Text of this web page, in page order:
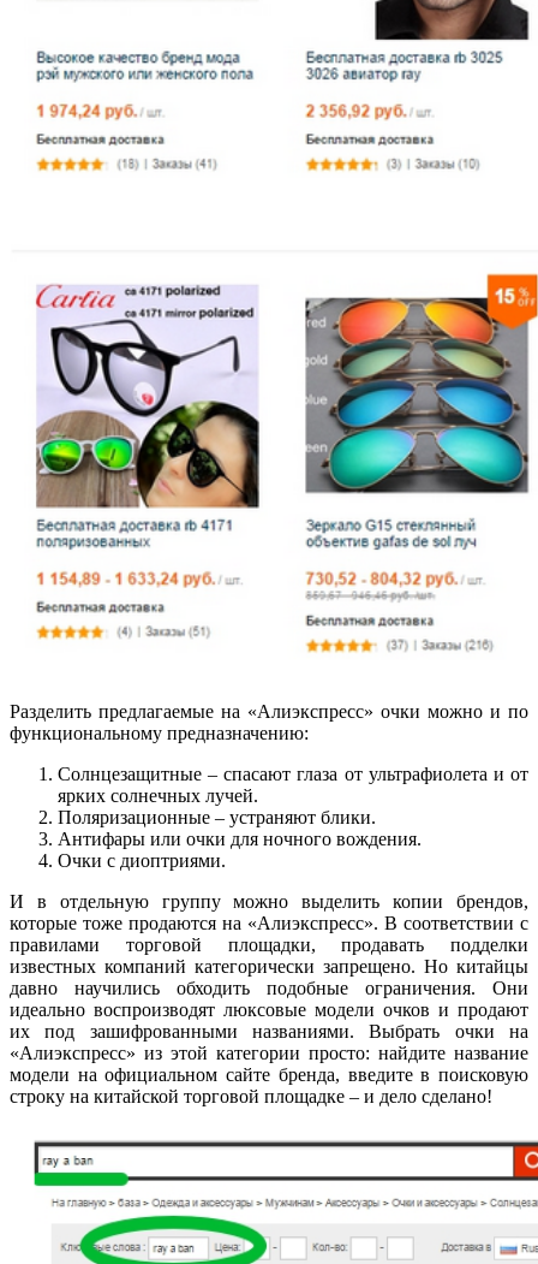
Разделить предлагаемые на «Алиэкспресс» очки можно и по
функциональному предназначению:
Солнцезащитные – спасают глаза от ультрафиолета и от
ярких солнечных лучей.
Поляризационные – устраняют блики.
Антифары или очки для ночного вождения.
Очки с диоптриями.
И в отдельную группу можно выделить копии брендов,
которые тоже продаются на «Алиэкспресс». В соответствии с
правилами торговой площадки, продавать подделки
известных компаний категорически запрещено. Но китайцы
давно научились обходить подобные ограничения. Они
идеально воспроизводят люксовые модели очков и продают
их под зашифрованными названиями. Выбрать очки на
«Алиэкспресс» из этой категории просто: найдите название
модели на официальном сайте бренда, введите в поисковую
строку на китайской торговой площадке – и дело сделано!